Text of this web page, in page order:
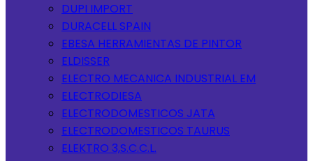
DUPI IMPORT
DURACELL SPAIN
EBESA HERRAMIENTAS DE PINTOR
ELDISSER
ELECTRO MECANICA INDUSTRIAL EM
ELECTRODIESA
ELECTRODOMESTICOS JATA
ELECTRODOMESTICOS TAURUS
ELEKTRO 3,S.C.C.L.